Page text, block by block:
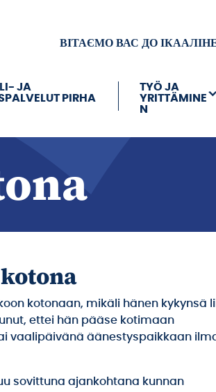
ВІТАЄМО ВАС ДО
JA
PIRHA
TYÖ JA
YRITTÄMINE
N
kotonaan, mikäli hänen kykynsä
ettei hän pääse kotimaan
vaalipäivänä äänestyspaikkaan
sovittuna ajankohtana kunnan